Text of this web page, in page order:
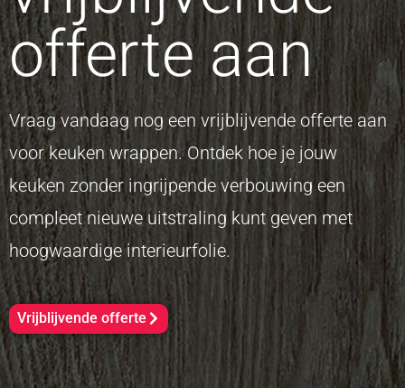
offerte aan
Vraag vandaag nog een vrijblijvende offerte aan
voor keuken wrappen. Ontdek hoe je jouw
keuken zonder ingrijpende verbouwing een
compleet nieuwe uitstraling kunt geven met
hoogwaardige interieurfolie.
Vrijblijvende offerte